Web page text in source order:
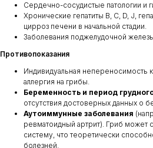
Сердечно-сосудистые патологии и
Хронические гепатиты В, С, D, J,
цирроз печени в начальной стадии.
Заболевания поджелудочной
Противопоказания
Индивидуальная непереносимость
аллергия на грибы.
Беременность и период
отсутствия достоверных данных о
Аутоиммунные заболевания
ревматоидный артрит). Гриб может
систему, что теоретически
болезней.